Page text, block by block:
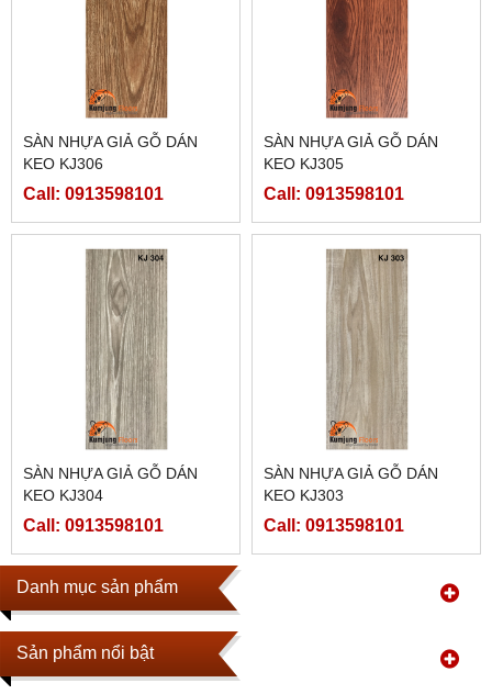
Danh mục sản phẩm
Sản phẩm nổi bật
SÀN NHỰA GIẢ GỖ DÁN
KEO KJ306
Call: 0913598101
SÀN NHỰA GIẢ GỖ DÁN
KEO KJ305
Call: 0913598101
SÀN NHỰA GIẢ GỖ DÁN
KEO KJ304
Call: 0913598101
SÀN NHỰA GIẢ GỖ DÁN
KEO KJ303
Call: 0913598101